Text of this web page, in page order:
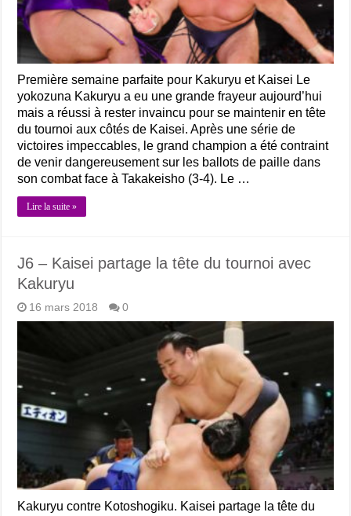
Première semaine parfaite pour Kakuryu et Kaisei Le
yokozuna Kakuryu a eu une grande frayeur aujourd’hui
mais a réussi à rester invaincu pour se maintenir en tête
du tournoi aux côtés de Kaisei. Après une série de
victoires impeccables, le grand champion a été contraint
de venir dangereusement sur les ballots de paille dans
son combat face à Takakeisho (3-4). Le …
Lire la suite »
J6 – Kaisei partage la tête du tournoi avec
Kakuryu
16 mars 2018 0
Kakuryu contre Kotoshogiku. Kaisei partage la tête du